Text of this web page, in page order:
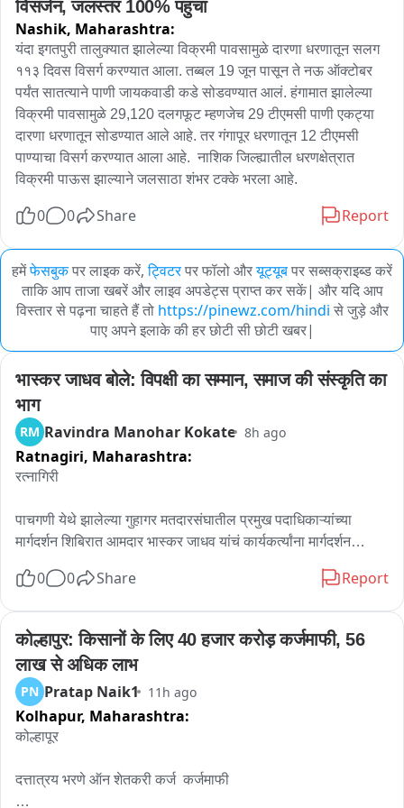
विसर्जन, जलस्तर 100% पहुंचा
Nashik, Maharashtra:
यंदा इगतपुरी तालुक्यात झालेल्या विक्रमी पावसामुळे दारणा धरणातून सलग
११३ दिवस विसर्ग करण्यात आला. तब्बल 19 जून पासून ते नऊ ऑक्टोबर
पर्यंत सातत्याने पाणी जायकवाडी कडे सोडवण्यात आलं. हंगामात झालेल्या
विक्रमी पावसामुळे 29,120 दलगफूट म्हणजेच 29 टीएमसी पाणी एकट्या
दारणा धरणातून सोडण्यात आले आहे. तर गंगापूर धरणातून 12 टीएमसी
पाण्याचा विसर्ग करण्यात आला आहे.  नाशिक जिल्ह्यातील धरणक्षेत्रात
विक्रमी पाऊस झाल्याने जलसाठा शंभर टक्के भरला आहे.
0 0 Share Report
हमेंफेसबुकपर लाइक करें, ट्विटरपर फॉलो औरयूट्यूबपर सब्सक्राइब्ड करें
ताकि आप ताजा खबरें और लाइव अपडेट्स प्राप्त कर सकें| और यदि आप
विस्तार से पढ़ना चाहते हैं तो https://pinewz.com/hindi से जुड़े और
पाए अपने इलाके की हर छोटी सी छोटी खबर|
भास्कर जाधव बोले: विपक्षी का सम्मान, समाज की संस्कृति का
भाग
RM Ravindra Manohar Kokate 8h ago
Ratnagiri, Maharashtra:
रत्नागिरी
पाचगणी येथे झालेल्या गुहागर मतदारसंघातील प्रमुख पदाधिकाऱ्यांच्या
मार्गदर्शन शिबिरात आमदार भास्कर जाधव यांचं कार्यकर्त्यांना मार्गदर्शन
मैं इकडे यावं असं कोणीतरी मूर्खासारखं बोलतो
काही लोक म्हणतात साहेब तुम्ही त्याला उत्तर नाही दिलंत
पण आज 43 वर्षांचा माझा अनुभव आहे, समाजात माझ्याबद्दल आदर आहे की
नाही
मला कोण ऑफर देतो, यावर मी रिऍक्ट व्हायचं
माझी लेवल काही ठरलेली आहे की नाही - भास्कर जाधव
0 0 Share Report
कोल्हापुर: किसानों के लिए 40 हजार करोड़ कर्जमाफी, 56
लाख से अधिक लाभ
PN Pratap Naik1 11h ago
Kolhapur, Maharashtra:
कोल्हापूर
दत्तात्रय भरणे ऑन शेतकरी कर्ज  कर्जमाफी